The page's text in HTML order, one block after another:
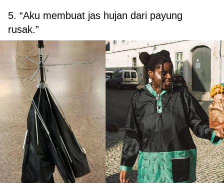
5. “Aku membuat jas hujan dari payung
rusak.”